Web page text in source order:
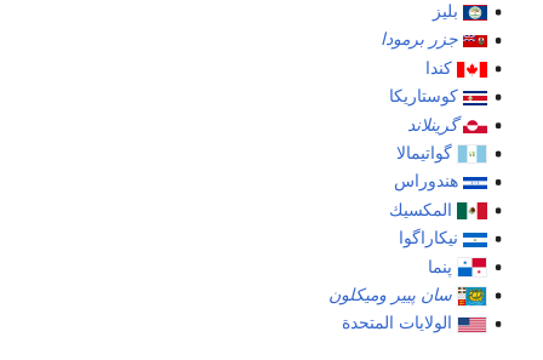
بليز
جزر برمودا
كندا
كوستاريكا
گرينلاند
گواتيمالا
هندوراس
المكسيك
نيكاراگوا
پنما
سان پيير وميكلون
الولايات المتحدة